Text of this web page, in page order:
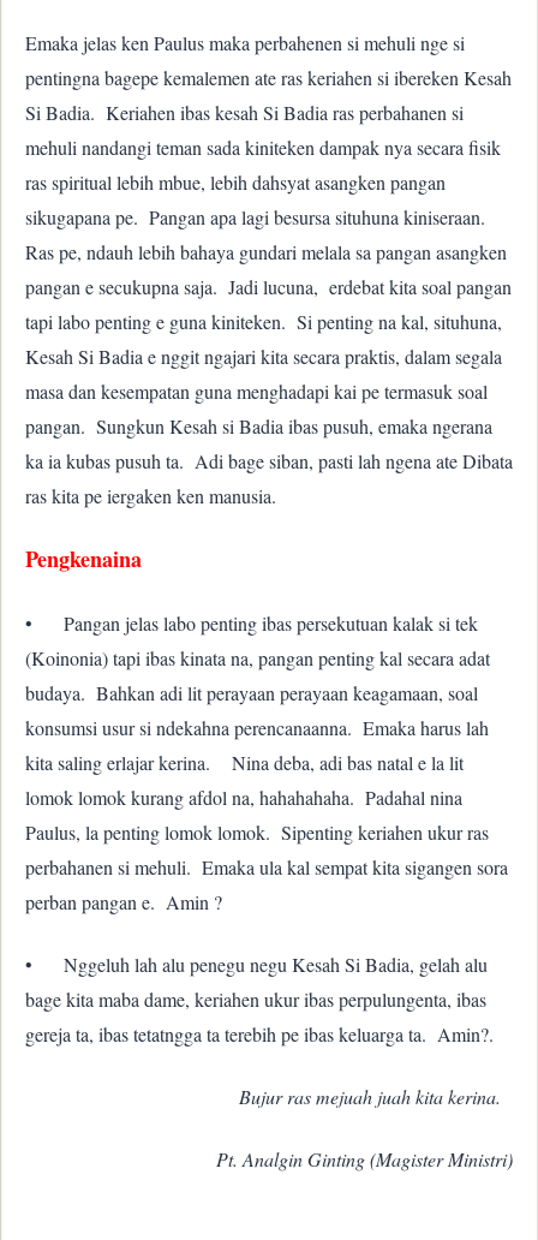
Emaka jelas ken Paulus maka perbahenen si mehuli nge si
pentingna bagepe kemalemen ate ras keriahen si ibereken Kesah
Si Badia. Keriahen ibas kesah Si Badia ras perbahanen si
mehuli nandangi teman sada kiniteken dampak nya secara fisik
ras spiritual lebih mbue, lebih dahsyat asangken pangan
sikugapana pe. Pangan apa lagi besursa situhuna kiniseraan.
Ras pe, ndauh lebih bahaya gundari melala sa pangan asangken
pangan e secukupna saja. Jadi lucuna, erdebat kita soal pangan
tapi labo penting e guna kiniteken. Si penting na kal, situhuna,
Kesah Si Badia e nggit ngajari kita secara praktis, dalam segala
masa dan kesempatan guna menghadapi kai pe termasuk soal
pangan. Sungkun Kesah si Badia ibas pusuh, emaka ngerana
ka ia kubas pusuh ta. Adi bage siban, pasti lah ngena ate Dibata
ras kita pe iergaken ken manusia.
Pengkenaina
•
Pangan jelas labo penting ibas persekutuan kalak si tek
(Koinonia) tapi ibas kinata na, pangan penting kal secara adat
budaya. Bahkan adi lit perayaan perayaan keagamaan, soal
konsumsi usur si ndekahna perencanaanna. Emaka harus lah
kita saling erlajar kerina. Nina deba, adi bas natal e la lit
lomok lomok kurang afdol na, hahahahaha. Padahal nina
Paulus, la penting lomok lomok. Sipenting keriahen ukur ras
perbahanen si mehuli. Emaka ula kal sempat kita sigangen sora
perban pangan e. Amin ?
•
Nggeluh lah alu penegu negu Kesah Si Badia, gelah alu
bage kita maba dame, keriahen ukur ibas perpulungenta, ibas
gereja ta, ibas tetatngga ta terebih pe ibas keluarga ta. Amin?.
Bujur ras mejuah juah kita kerina.
Pt. Analgin Ginting (Magister Ministri)